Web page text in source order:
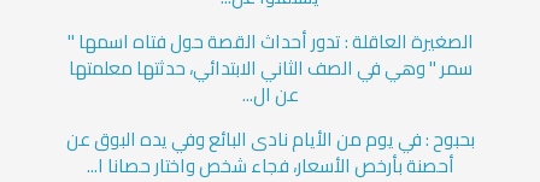
الصغيرة العاقلة : تدور أحداث القصة حول فتاه اسمها "
سمر " وهي في الصف الثاني الابتدائي، حدثتها معلمتها
عن ال...
بحبوح : في يوم من الأيام نادى البائع وفي يده البوق عن
أحصنة بأرخص الأسعار، فجاء شخص واختار حصانا ا...